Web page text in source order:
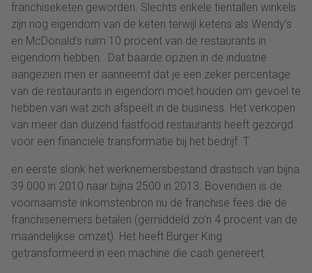
franchiseketen geworden. Slechts enkele tientallen winkels
zijn nog eigendom van de keten terwijl ketens als Wendy’s
en McDonald’s ruim 10 procent van de restaurants in
eigendom hebben. Dat baarde opzien in de industrie
aangezien men er aanneemt dat je een zeker percentage
van de restaurants in eigendom moet houden om gevoel te
hebben van wat zich afspeelt in de business. Het verkopen
van meer dan duizend fastfood restaurants heeft gezorgd
voor een financiele transformatie bij het bedrijf. T
en eerste slonk het werknemersbestand drastisch van bijna
39.000 in 2010 naar bijna 2500 in 2013. Bovendien is de
voornaamste inkomstenbron nu de franchise fees die de
franchisenemers betalen (gemiddeld zo’n 4 procent van de
maandelijkse omzet). Het heeft Burger King
getransformeerd in een machine die cash genereert.